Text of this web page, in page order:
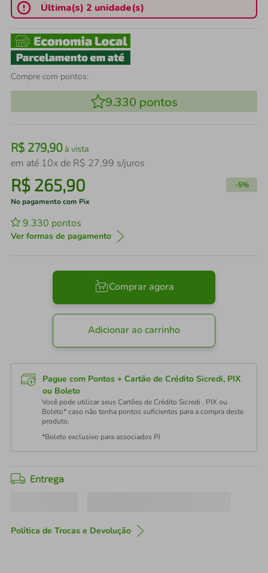
Última(s) 2 unidade(s)
Compre com pontos:
9.330 pontos
R$ 279,90à vista
em até 10x de R$ 27,99 s/juros
R$ 265,90 -5%
No pagamento com Pix
9.330 pontos
Ver formas de pagamento
Comprar agora
Adicionar ao carrinho
Pague com Pontos + Cartão de Crédito Sicredi, PIX
ou Boleto
Você pode utilizar seus Cartões de Crédito Sicredi , PIX ou
Boleto* caso não tenha pontos suficientes para a compra deste
produto.
*Boleto exclusivo para associados PJ
Entrega
Política de Trocas e Devolução